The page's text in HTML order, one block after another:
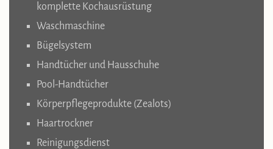
komplette Kochausrüstung
Waschmaschine
Bügelsystem
Handtücher und Hausschuhe
Pool-Handtücher
Körperpflegeprodukte (Zealots)
Haartrockner
Reinigungsdienst